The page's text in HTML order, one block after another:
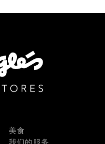
美食
我们的服务